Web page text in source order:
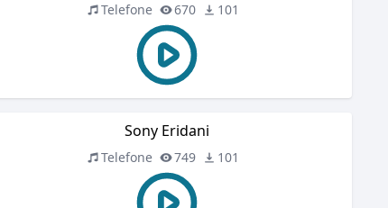
Telefone 670 101
Sony Eridani
Telefone 749 101